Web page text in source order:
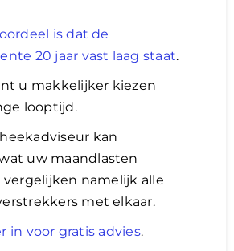
is dat de
20 jaar vast laag staat.
u makkelijker kiezen
looptijd.
kan
uw maandlasten
vergelijken namelijk alle
met elkaar.
in voor gratis advies.